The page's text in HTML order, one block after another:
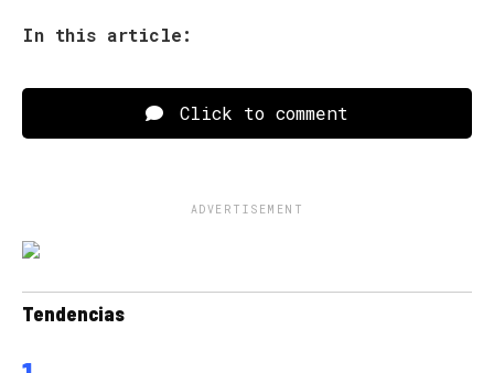
In this article:
Click to comment
ADVERTISEMENT
Tendencias